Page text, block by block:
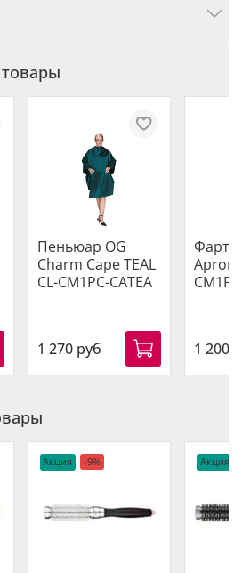
Пеньюар OG
Charm Cape TEAL
CL-CM1PC-CATEA
1 270 руб
Apron
1 200
Акция -9% Акция